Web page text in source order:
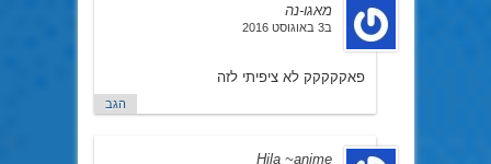
מאגו-נה
ב3 באוגוסט 2016
פאקקקקק לא ציפיתי לזה
הגב
Hila ~anime